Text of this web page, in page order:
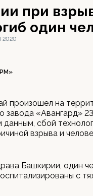
при
один
2020
произошел на
завода «Авангард»
сбой
взрыва и
Башкирии, один
с